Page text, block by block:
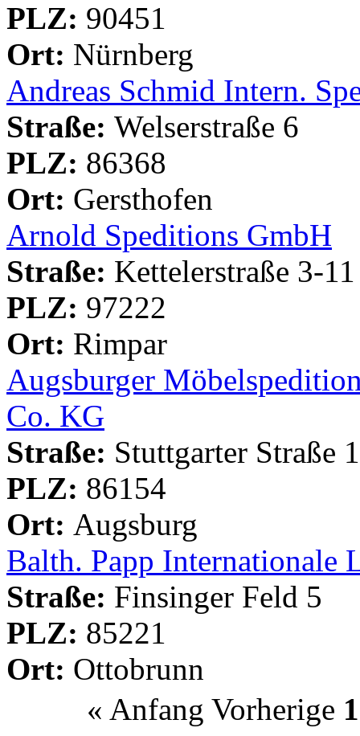
PLZ: 90451
Ort: Nürnberg
Andreas Schmid Intern.
Straße: Welserstraße 6
PLZ: 86368
Ort: Gersthofen
Arnold Speditions GmbH
Straße: Kettelerstraße 3-11
PLZ: 97222
Ort: Rimpar
Augsburger
Co. KG
Straße: Stuttgarter Straße
PLZ: 86154
Ort: Augsburg
Balth. Papp Internationale
Straße: Finsinger Feld 5
PLZ: 85221
Ort: Ottobrunn
« Anfang Vorherige 1